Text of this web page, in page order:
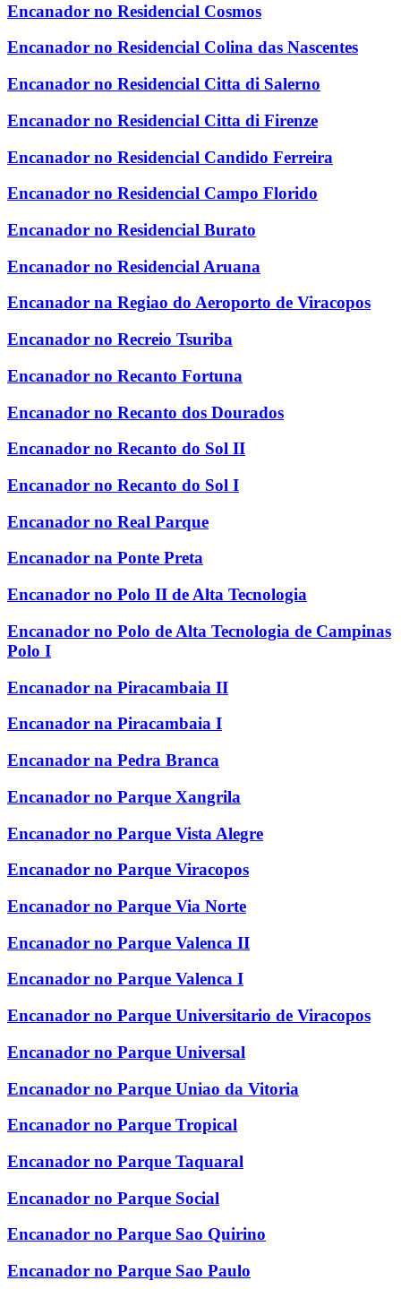
Encanador no Residencial Cosmos
Encanador no Residencial Colina das Nascentes
Encanador no Residencial Citta di Salerno
Encanador no Residencial Citta di Firenze
Encanador no Residencial Candido Ferreira
Encanador no Residencial Campo Florido
Encanador no Residencial Burato
Encanador no Residencial Aruana
Encanador na Regiao do Aeroporto de Viracopos
Encanador no Recreio Tsuriba
Encanador no Recanto Fortuna
Encanador no Recanto dos Dourados
Encanador no Recanto do Sol II
Encanador no Recanto do Sol I
Encanador no Real Parque
Encanador na Ponte Preta
Encanador no Polo II de Alta Tecnologia
Encanador no Polo de Alta Tecnologia de Campinas
Polo I
Encanador na Piracambaia II
Encanador na Piracambaia I
Encanador na Pedra Branca
Encanador no Parque Xangrila
Encanador no Parque Vista Alegre
Encanador no Parque Viracopos
Encanador no Parque Via Norte
Encanador no Parque Valenca II
Encanador no Parque Valenca I
Encanador no Parque Universitario de Viracopos
Encanador no Parque Universal
Encanador no Parque Uniao da Vitoria
Encanador no Parque Tropical
Encanador no Parque Taquaral
Encanador no Parque Social
Encanador no Parque Sao Quirino
Encanador no Parque Sao Paulo